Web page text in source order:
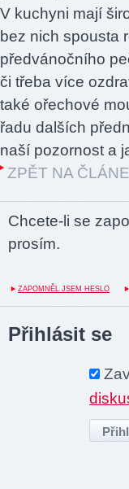
V kuchyni mají
bez nich spousta
předvánočního
či třeba více
také ořechové
řadu dalších
naší pozornost a
ZPĚT NA
Chcete-li se
prosím.
ZAPOMNĚL JSEM HESLO
Přihlásit se